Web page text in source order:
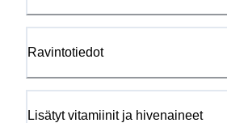
Ravintotiedot
Lisätyt vitamiinit ja hivenaineet